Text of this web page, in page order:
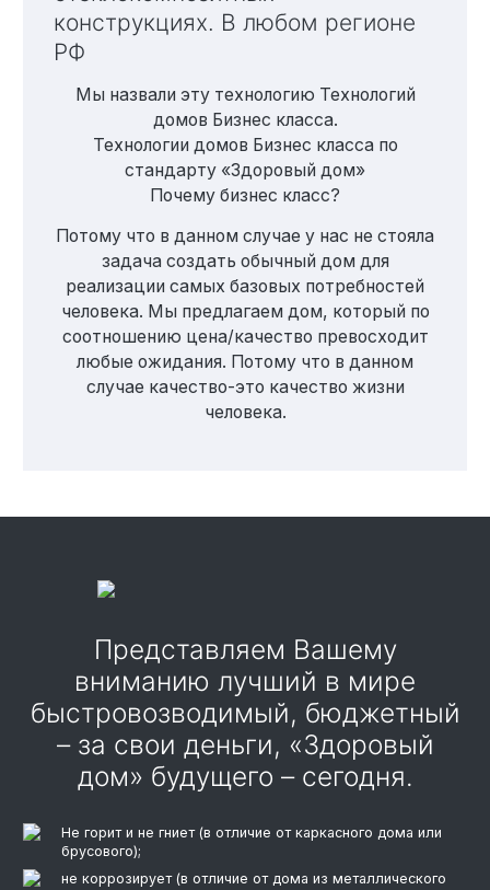
конструкциях. В любом регионе
РФ
Мы назвали эту технологию Технологий
домов Бизнес класса.
Технологии домов Бизнес класса по
стандарту «Здоровый дом»
Почему бизнес класс?
Потому что в данном случае у нас не стояла
задача создать обычный дом для
реализации самых базовых потребностей
человека. Мы предлагаем дом, который по
соотношению цена/качество превосходит
любые ожидания. Потому что в данном
случае качество-это качество жизни
человека.
Представляем Вашему
вниманию лучший в мире
быстровозводимый, бюджетный
– за свои деньги, «Здоровый
дом» будущего – сегодня.
Не горит и не гниет (в отличие от каркасного дома или
брусового);
не коррозирует (в отличие от дома из металлического